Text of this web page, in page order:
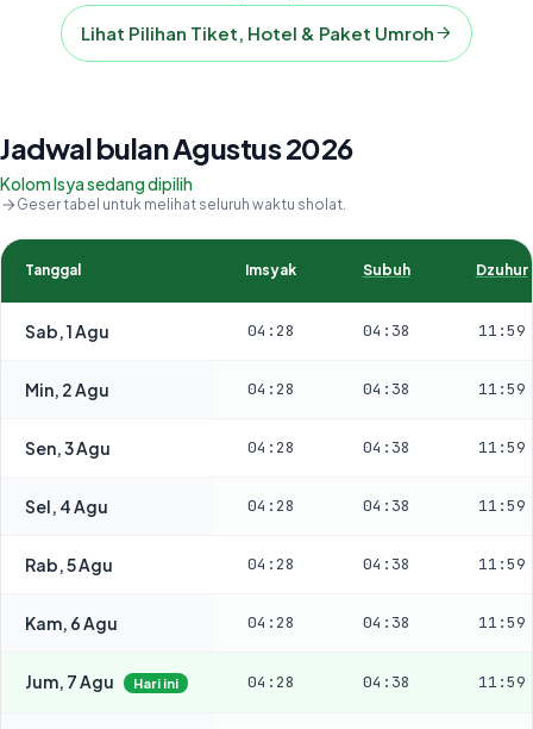
Lihat Pilihan Tiket, Hotel & Paket Umroh
Jadwal bulan Agustus 2026
Kolom Isya sedang dipilih
Geser tabel untuk melihat seluruh waktu sholat.
Tanggal Imsyak Subuh Dzuhur
Sab, 1 Agu 04:28 04:38 11:59
Min, 2 Agu 04:28 04:38 11:59
Sen, 3 Agu 04:28 04:38 11:59
Sel, 4 Agu 04:28 04:38 11:59
Rab, 5 Agu 04:28 04:38 11:59
Kam, 6 Agu 04:28 04:38 11:59
Jum, 7 Agu Hari ini 04:28 04:38 11:59